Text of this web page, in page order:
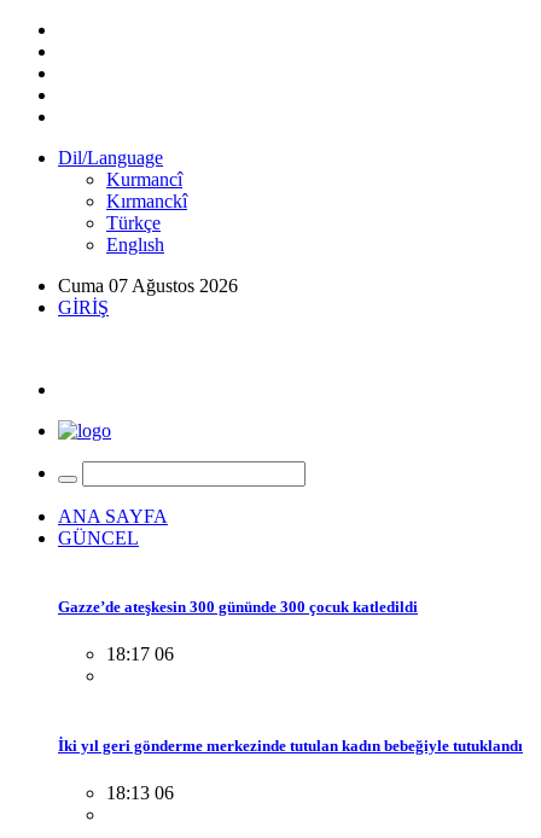
Dil/Language
Kurmancî
Kırmanckî
Türkçe
Englısh
Cuma 07 Ağustos 2026
GİRİŞ
ANA SAYFA
GÜNCEL
Gazze’de ateşkesin 300 gününde 300 çocuk katledildi
18:17 06
İki yıl geri gönderme merkezinde tutulan kadın bebeğiyle tutuklandı
18:13 06